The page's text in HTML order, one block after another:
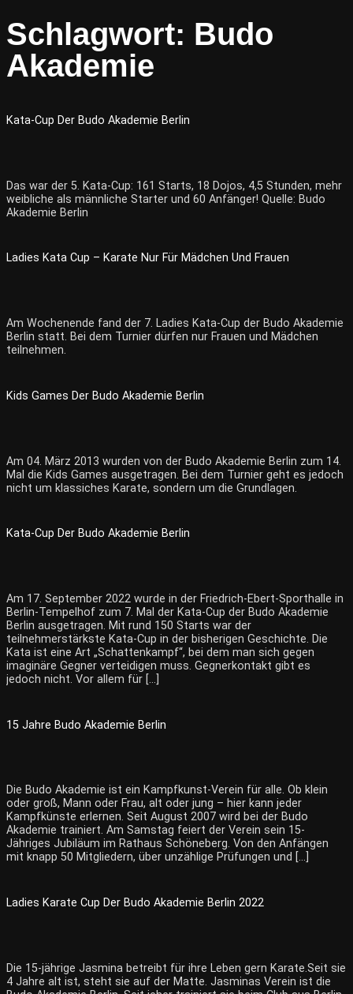
Schlagwort: Budo
Akademie
Kata-Cup Der Budo Akademie Berlin
Das war der 5. Kata-Cup: 161 Starts, 18 Dojos, 4,5 Stunden, mehr
weibliche als männliche Starter und 60 Anfänger! Quelle: Budo
Akademie Berlin
Ladies Kata Cup – Karate Nur Für Mädchen Und Frauen
Am Wochenende fand der 7. Ladies Kata-Cup der Budo Akademie
Berlin statt. Bei dem Turnier dürfen nur Frauen und Mädchen
teilnehmen.
Kids Games Der Budo Akademie Berlin
Am 04. März 2013 wurden von der Budo Akademie Berlin zum 14.
Mal die Kids Games ausgetragen. Bei dem Turnier geht es jedoch
nicht um klassiches Karate, sondern um die Grundlagen.
Kata-Cup Der Budo Akademie Berlin
Am 17. September 2022 wurde in der Friedrich-Ebert-Sporthalle in
Berlin-Tempelhof zum 7. Mal der Kata-Cup der Budo Akademie
Berlin ausgetragen. Mit rund 150 Starts war der
teilnehmerstärkste Kata-Cup in der bisherigen Geschichte. Die
Kata ist eine Art „Schattenkampf“, bei dem man sich gegen
imaginäre Gegner verteidigen muss. Gegnerkontakt gibt es
jedoch nicht. Vor allem für […]
15 Jahre Budo Akademie Berlin
Die Budo Akademie ist ein Kampfkunst-Verein für alle. Ob klein
oder groß, Mann oder Frau, alt oder jung – hier kann jeder
Kampfkünste erlernen. Seit August 2007 wird bei der Budo
Akademie trainiert. Am Samstag feiert der Verein sein 15-
Jähriges Jubiläum im Rathaus Schöneberg. Von den Anfängen
mit knapp 50 Mitgliedern, über unzählige Prüfungen und […]
Ladies Karate Cup Der Budo Akademie Berlin 2022
Die 15-jährige Jasmina betreibt für ihre Leben gern Karate.Seit sie
4 Jahre alt ist, steht sie auf der Matte. Jasminas Verein ist die